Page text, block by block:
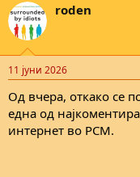
c
t
i
s
roden
11 јуни 2026
Од вчера, откако се
една од
интернет во РСМ.